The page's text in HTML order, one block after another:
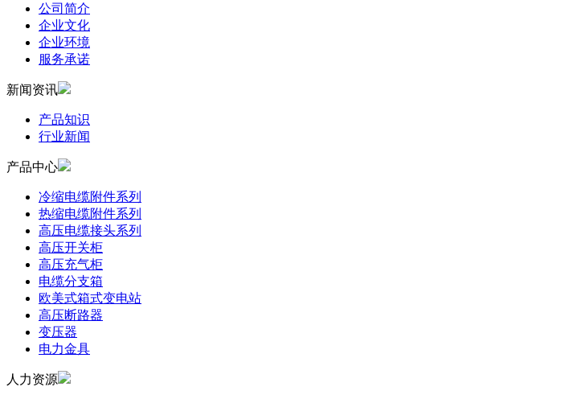
公司简介
企业文化
企业环境
服务承诺
新闻资讯
产品知识
行业新闻
产品中心
冷缩电缆附件系列
热缩电缆附件系列
高压电缆接头系列
高压开关柜
高压充气柜
电缆分支箱
欧美式箱式变电站
高压断路器
变压器
电力金具
人力资源